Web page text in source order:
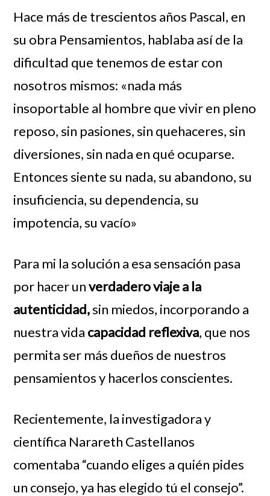
Hace más de trescientos años Pascal, en
su obra Pensamientos, hablaba así de la
dificultad que tenemos de estar con
nosotros mismos: «nada más
insoportable al hombre que vivir en pleno
reposo, sin pasiones, sin quehaceres, sin
diversiones, sin nada en qué ocuparse.
Entonces siente su nada, su abandono, su
insuficiencia, su dependencia, su
impotencia, su vacío»
Para mi la solución a esa sensación pasa
por hacer unverdadero viaje a la
autenticidad,sin miedos, incorporando a
nuestra vida capacidad reflexiva, que nos
permita ser más dueños de nuestros
pensamientos y hacerlos conscientes.
Recientemente, la investigadora y
científica Narareth Castellanos
comentaba “cuando eliges a quién pides
un consejo, ya has elegido tú el consejo”.